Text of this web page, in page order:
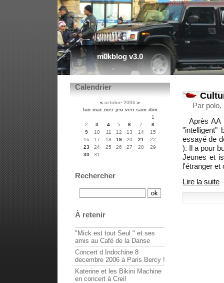
m0kblog v3.0
Aller au contenu|
Par
Après
essayé de
). Il a pour
Jeunes et
l'étranger et
Lire la suite
Calendrier
« octobre 2006 »
lun mar mer jeu ven sam dim
1
2
3 4 5 6 7
8
9
10 11 12 13 14
15
16
17 18 19 20 21
22
23
24 25 26 27 28
29
30
31
Rechercher
À retenir
"Mick est tout Seul " et ses
amis au Café de la Danse
Concert d Indochine 8
decembre 2006 à Paris Bercy !
Katerine et les Bikini Machine
en concert à Creil